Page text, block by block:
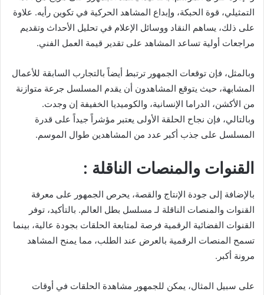
التمثيلي، قوة الحبكة، وإبداع المشاهد الحركية في تكوين رأيه. علاوة
على ذلك، يساهم النقاد ووسائل الإعلام في تحليل الأحداث وتقديم
مراجعات أولية تساعد المشاهد على تقدير قيمة العمل الفني.
وبالمثل، فإن توقعات الجمهور ترتبط أيضاً بالتجارب السابقة للأعمال
المشابهة، حيث يتوقع المشاهدون أن يقدم المسلسل جرعة متوازنة
من الأكشن، الدراما الإنسانية، والكوميديا الخفيفة إن وجدت.
وبالتالي، فإن نجاح الحلقة الأولى يعتبر مؤشراً جيداً على قدرة
المسلسل على جذب أكبر عدد من المشاهدين طوال الموسم.
القنوات والمنصات الناقلة :
بالإضافة إلى جودة الإنتاج والقصة، يحرص الجمهور على معرفة
القنوات والمنصات الناقلة لـ مسلسل بطل العالم. بالتأكيد، توفر
القنوات الفضائية الرقمية فرصة لمتابعة الحلقات بجودة عالية، بينما
تسمح المنصات الرقمية بالعرض عند الطلب، مما يمنح المشاهد
مرونة أكبر.
على سبيل المثال، يمكن للجمهور مشاهدة الحلقات في أوقات